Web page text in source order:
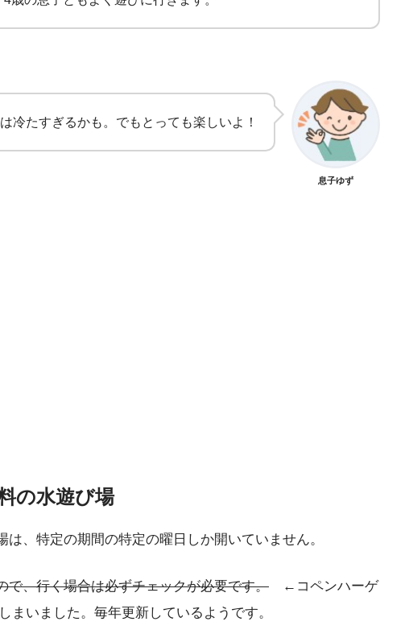
冷たすぎるかも。でもとっても楽しいよ！
息子ゆず
の水遊び場
は、特定の期間の特定の曜日しか開いていません。
で、行く場合は必ずチェックが必要です。 ←コペンハーゲ
まいました。毎年更新しているようです。